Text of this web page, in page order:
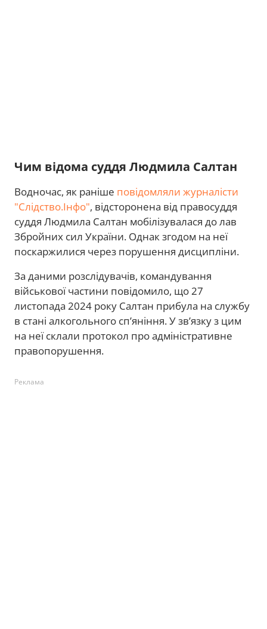
Чим відома суддя Людмила Салтан
Водночас, як раніше повідомляли журналісти
"Слідство.Інфо", відсторонена від правосуддя
суддя Людмила Салтан мобілізувалася до лав
Збройних сил України. Однак згодом на неї
поскаржилися через порушення дисципліни.
За даними розслідувачів, командування
військової частини повідомило, що 27
листопада 2024 року Салтан прибула на службу
в стані алкогольного сп’яніння. У зв’язку з цим
на неї склали протокол про адміністративне
правопорушення.
Реклама